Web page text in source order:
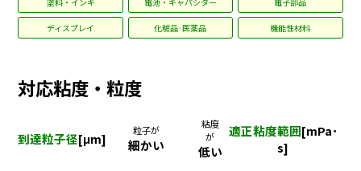
ディスプレイ 化粧品·医薬品 機能性材料
対応粘度・粒度
到達粒子径[μm] 粒子が
細かい
粘度
が
低い
適正粘度範囲[mPa･
s]